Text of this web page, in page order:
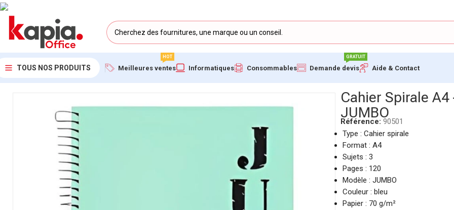
TOUS NOS PRODUITS Meilleures ventes
HOT
Informatiques Consommables Demande devis
GRATUIT
Aide & Contact
Accueil/KAPIA OFFICE MAROC
Cahier Spirale
JUMBO
Référence: 90501
Type : Cahier spirale
Format : A4
Sujets : 3
Pages : 120
Modèle : JUMBO
Couleur : bleu
Papier : 70 g/m²